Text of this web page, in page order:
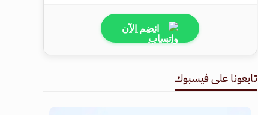
انضم الآن
تابعونا على فيسبوك